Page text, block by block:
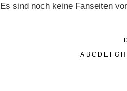
Es sind noch keine Fanseiten
A B C D E F G H